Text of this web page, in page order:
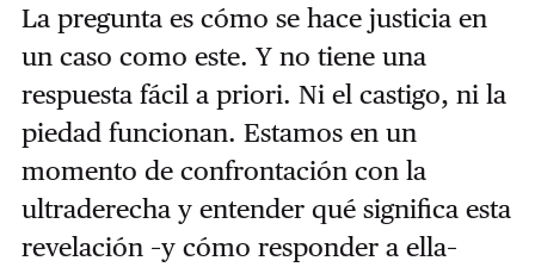
La pregunta es cómo se hace justicia en
un caso como este. Y no tiene una
respuesta fácil a priori. Ni el castigo, ni la
piedad funcionan. Estamos en un
momento de confrontación con la
ultraderecha y entender qué significa esta
revelación –y cómo responder a ella–